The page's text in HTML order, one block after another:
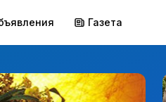
Газета